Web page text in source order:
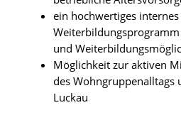
ein hochwertiges
und
Möglichkeit zur aktiven
des Wohngruppenalltags
Luckau